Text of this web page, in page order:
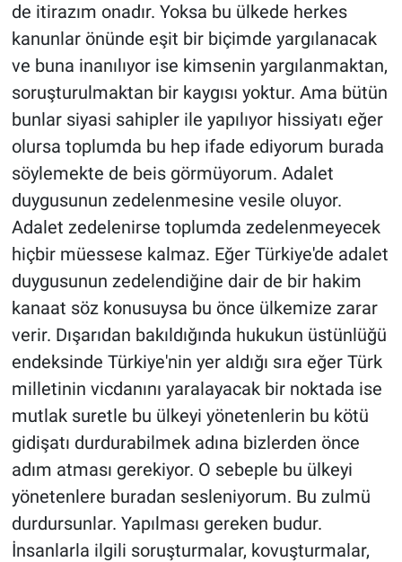
de itirazım onadır. Yoksa bu ülkede herkes
kanunlar önünde eşit bir biçimde yargılanacak
ve buna inanılıyor ise kimsenin yargılanmaktan,
soruşturulmaktan bir kaygısı yoktur. Ama bütün
bunlar siyasi sahipler ile yapılıyor hissiyatı eğer
olursa toplumda bu hep ifade ediyorum burada
söylemekte de beis görmüyorum. Adalet
duygusunun zedelenmesine vesile oluyor.
Adalet zedelenirse toplumda zedelenmeyecek
hiçbir müessese kalmaz. Eğer Türkiye'de adalet
duygusunun zedelendiğine dair de bir hakim
kanaat söz konusuysa bu önce ülkemize zarar
verir. Dışarıdan bakıldığında hukukun üstünlüğü
endeksinde Türkiye'nin yer aldığı sıra eğer Türk
milletinin vicdanını yaralayacak bir noktada ise
mutlak suretle bu ülkeyi yönetenlerin bu kötü
gidişatı durdurabilmek adına bizlerden önce
adım atması gerekiyor. O sebeple bu ülkeyi
yönetenlere buradan sesleniyorum. Bu zulmü
durdursunlar. Yapılması gereken budur.
İnsanlarla ilgili soruşturmalar, kovuşturmalar,